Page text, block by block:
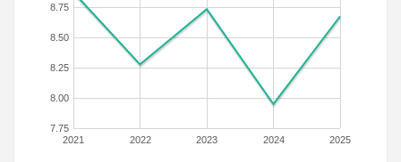
2021 2022 2023 2024 2025
7.75
8.00
8.25
8.50
8.75